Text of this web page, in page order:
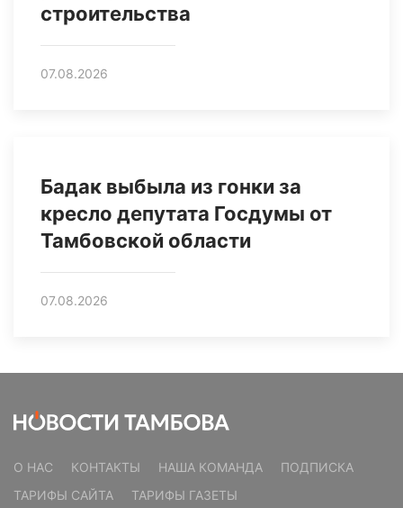
строительства
07.08.2026
Бадак выбыла из гонки за
кресло депутата Госдумы от
Тамбовской области
07.08.2026
О НАС КОНТАКТЫ НАША КОМАНДА
ПОДПИСКА
ТАРИФЫ САЙТА
ТАРИФЫ ГАЗЕТЫ